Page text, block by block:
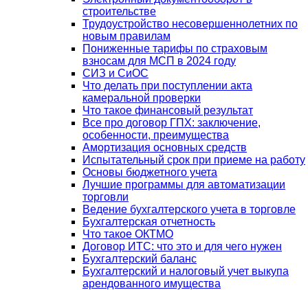
строительстве
Трудоустройство несовершеннолетних по
новым правилам
Пониженные тарифы по страховым
взносам для МСП в 2024 году
СИЗ и СиОС
Что делать при поступлении акта
камеральной проверки
Что такое финансовый результат
Все про договор ГПХ: заключение,
особенности, преимущества
Амортизация основных средств
Испытательный срок при приеме на работу
Основы бюджетного учета
Лучшие программы для автоматизации
торговли
Ведение бухгалтерского учета в торговле
Бухгалтерская отчетность
Что такое ОКТМО
Договор ИТС: что это и для чего нужен
Бухгалтерский баланс
Бухгалтерский и налоговый учет выкупа
арендованного имущества